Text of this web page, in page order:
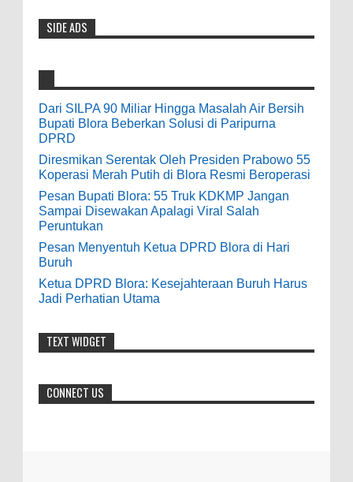
Diresmikan Serentak Oleh Presiden
0 5-16-2026
Pesan Bupati Blora: 55 Truk KDKMP Jangan
Sampai Disewakan Apalagi Viral Salah
Peruntukan
0 5-10-2026
of slots, table games 제주 출장안마 and video
poker! Cas...
bolehkah kami study banding di akir
bulan oktober 2020 ini ?
Anonymous:
7-3-2020
Mudah mudahan dengan jalan yang
baik bisa meningkatkan ekonomi masyarakat
sekitar. Amin
Anonymous:
honorer
SIDE ADS
Dari SILPA 90 Miliar Hingga Masalah Air Bersih
Bupati Blora Beberkan Solusi di Paripurna
DPRD
Diresmikan Serentak Oleh Presiden Prabowo 55
Koperasi Merah Putih di Blora Resmi Beroperasi
Pesan Bupati Blora: 55 Truk KDKMP Jangan
Sampai Disewakan Apalagi Viral Salah
Peruntukan
Pesan Menyentuh Ketua DPRD Blora di Hari
Buruh
Ketua DPRD Blora: Kesejahteraan Buruh Harus
Jadi Perhatian Utama
TEXT WIDGET
CONNECT US